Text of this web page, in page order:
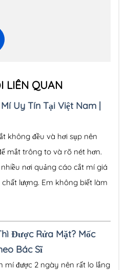
LIÊN QUAN
Uy Tín Tại Việt Nam |
không đều và hơi sụp nên
mắt trông to và rõ nét hơn.
nơi quảng cáo cắt mí giá
lượng. Em không biết làm
Được Rửa Mặt? Mốc
Bác Sĩ
mí được 2 ngày nên rất lo lắng